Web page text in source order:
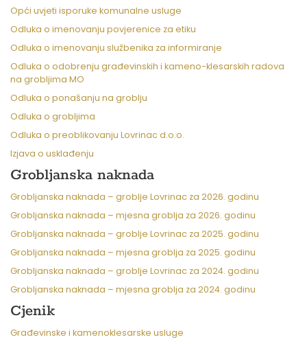
Opći uvjeti isporuke komunalne usluge
Odluka o imenovanju povjerenice za etiku
Odluka o imenovanju službenika za informiranje
Odluka o odobrenju građevinskih i kameno-klesarskih radova
na grobljima MO
Odluka o ponašanju na groblju
Odluka o grobljima
Odluka o preoblikovanju Lovrinac d.o.o.
Izjava o usklađenju
Grobljanska naknada
Grobljanska naknada – groblje Lovrinac za 2026. godinu
Grobljanska naknada – mjesna groblja za 2026. godinu
Grobljanska naknada – groblje Lovrinac za 2025. godinu
Grobljanska naknada – mjesna groblja za 2025. godinu
Grobljanska naknada – groblje Lovrinac za 2024. godinu
Grobljanska naknada – mjesna groblja za 2024. godinu
Cjenik
Građevinske i kamenoklesarske usluge